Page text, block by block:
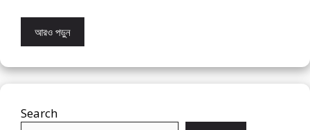
আরও পড়ুন
Search